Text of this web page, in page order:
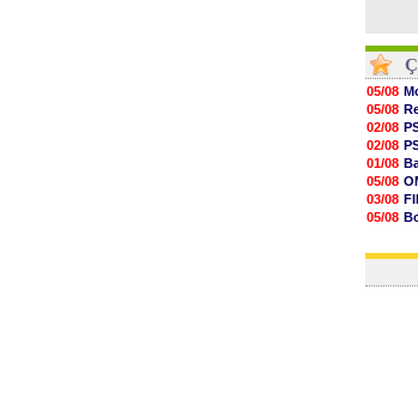
05/08
05/08
02/08
02/08
01/08
05/08
03/08
05/08
03/08